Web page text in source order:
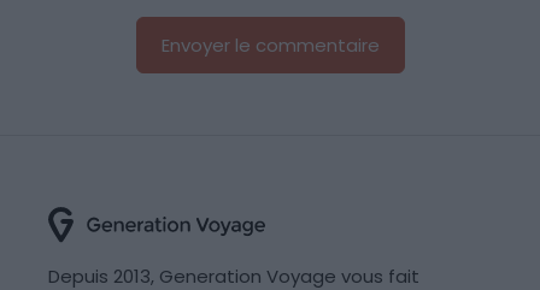
Depuis 2013, Generation Voyage vous fait